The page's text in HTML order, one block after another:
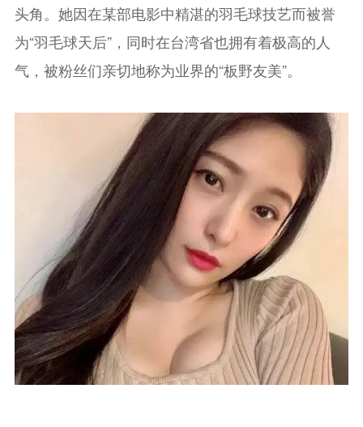
头角。她因在某部电影中精湛的羽毛球技艺而被誉
为“羽毛球天后”，同时在台湾省也拥有着极高的人
气，被粉丝们亲切地称为业界的“板野友美”。